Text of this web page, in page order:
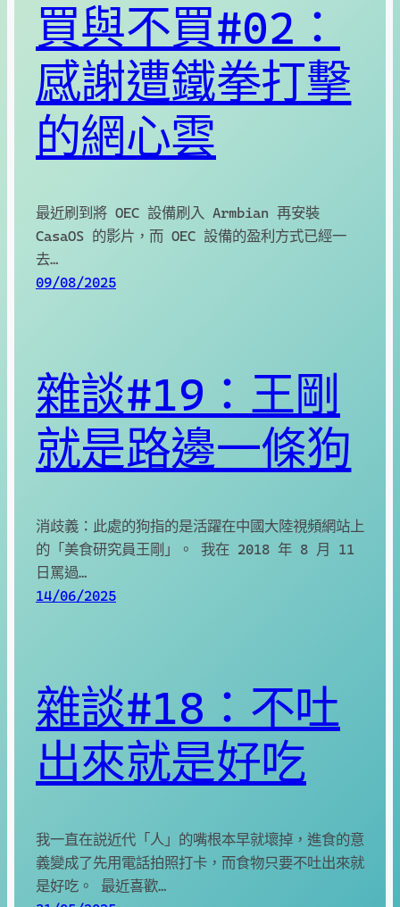
買與不買#02：
感謝遭鐵拳打擊
的網心雲
最近刷到將 OEC 設備刷入 Armbian 再安裝
CasaOS 的影片，而 OEC 設備的盈利方式已經一
去…
09/08/2025
雜談#19：王剛
就是路邊一條狗
消歧義：此處的狗指的是活躍在中國大陸視頻網站上
的「美食研究員王剛」。 我在 2018 年 8 月 11
日罵過…
14/06/2025
雜談#18：不吐
出來就是好吃
我一直在説近代「人」的嘴根本早就壞掉，進食的意
義變成了先用電話拍照打卡，而食物只要不吐出來就
是好吃。 最近喜歡…